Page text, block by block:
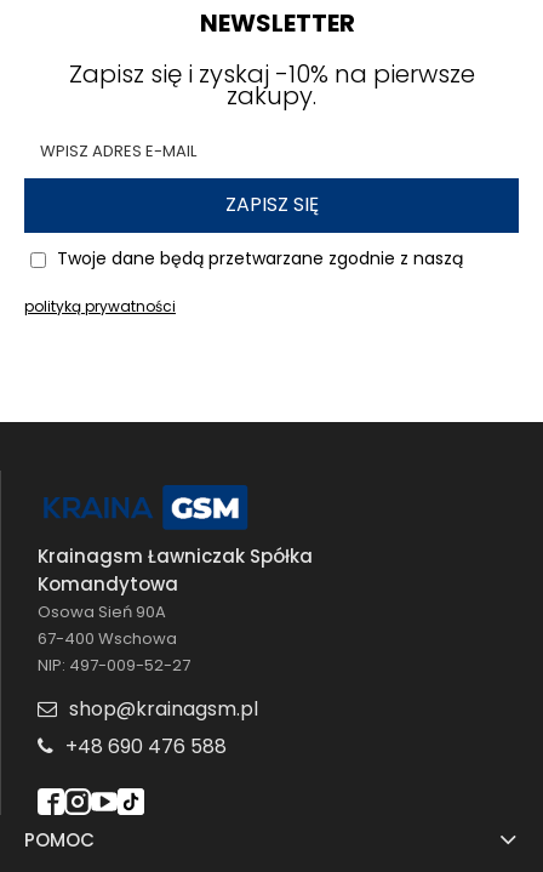
NEWSLETTER
Zapisz się i zyskaj -10% na pierwsze
zakupy.
ZAPISZ SIĘ
Twoje dane będą przetwarzane zgodnie z naszą
polityką prywatności
POMOC
Krainagsm Ławniczak Spółka
Komandytowa
Osowa Sień 90A
67-400 Wschowa
NIP: 497-009-52-27
shop@krainagsm.pl
+48 690 476 588